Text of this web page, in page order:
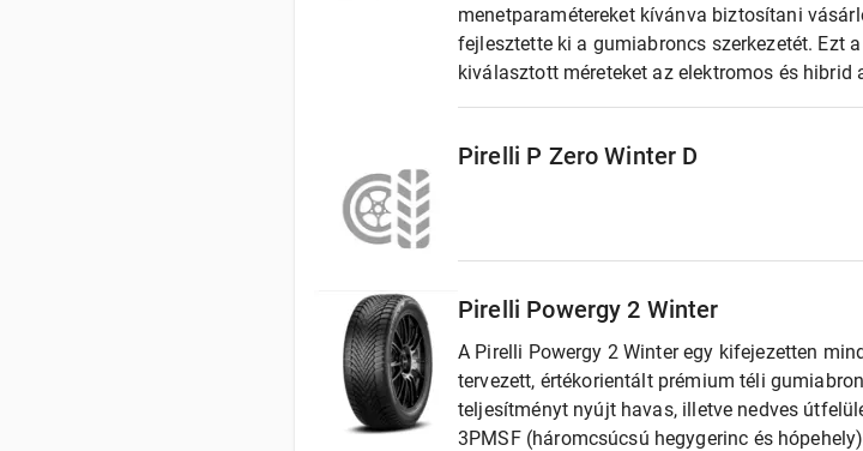
menetparamétereket kívánva biztosítani
fejlesztette ki a gumiabroncs szerkezetét. Ezt
kiválasztott méreteket az elektromos és hibrid
Pirelli P Zero Winter D
Pirelli Powergy 2 Winter
A Pirelli Powergy 2 Winter egy kifejezetten
tervezett, értékorientált prémium téli
teljesítményt nyújt havas, illetve nedves
3PMSF (háromcsúcsú hegygerinc és